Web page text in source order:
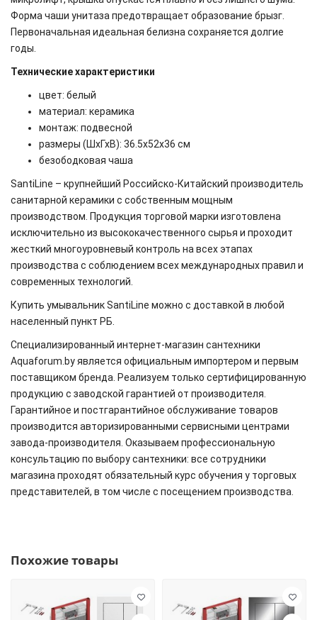
Форма чаши унитаза предотвращает образование брызг.
Первоначальная идеальная белизна сохраняется долгие
годы.
Технические характеристики
цвет: белый
материал: керамика
монтаж: подвесной
размеры (ШхГхВ): 36.5х52х36 см
безободковая чаша
SantiLine – крупнейший Российско-Китайский производитель
санитарной керамики с собственным мощным
производством. Продукция торговой марки изготовлена
исключительно из высококачественного сырья и проходит
жесткий многоуровневый контроль на всех этапах
производства с соблюдением всех международных правил и
современных технологий.
Купить умывальник SantiLine можно с доставкой в любой
населенный пункт РБ.
Специализированный интернет-магазин сантехники
Aquaforum.by является официальным импортером и первым
поставщиком бренда. Реализуем только сертифицированную
продукцию с заводской гарантией от производителя.
Гарантийное и постгарантийное обслуживание товаров
производится авторизированными сервисными центрами
завода-производителя. Оказываем профессиональную
консультацию по выбору сантехники: все сотрудники
магазина проходят обязательный курс обучения у торговых
представителей, в том числе с посещением производства.
Похожие товары